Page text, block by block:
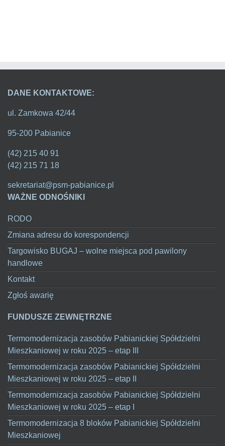
DANE KONTAKTOWE:
ul. Zamkowa 42/44
95-200 Pabianice
(42) 215 40 91
(42) 215 71 18
sekretariat@psm-pabianice.pl
WAŻNE ODNOŚNIKI
RODO
Zmiana adresu do korespondencji
Targowisko BUGAJ – wolne miejsca pod pawilony
handlowe
Kontakt
Zgłoś awarię
FUNDUSZE ZEWNĘTRZNE
Termomodernizacja zasobów Pabianickiej Spółdzielni
Mieszkaniowej w roku 2025 – etap III
Termomodernizacja zasobów Pabianickiej Spółdzielni
Mieszkaniowej w roku 2025 – etap II
Termomodernizacja zasobów Pabianickiej Spółdzielni
Mieszkaniowej w roku 2025 – etap I
Termomodernizacja 8 bloków Pabianickiej Spółdzielni
Mieszkaniowej